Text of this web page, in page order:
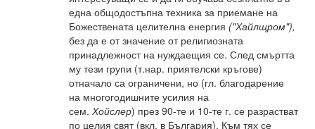
една общодостъпна техника за приемане на
Божествената целителна енергия ("Хайлщром"),
без да е от значение от религиозната
принадлежност на нуждаещия се. След смъртта
му тези групи (т.нар. приятелски кръгове)
отначало са ограничени, но (гл. благодарение
на многогодишните усилия на
сем. Хойслер) през 90-те и 10-те г. се разрастват
по целия свят (вкл. в България). Към тях се